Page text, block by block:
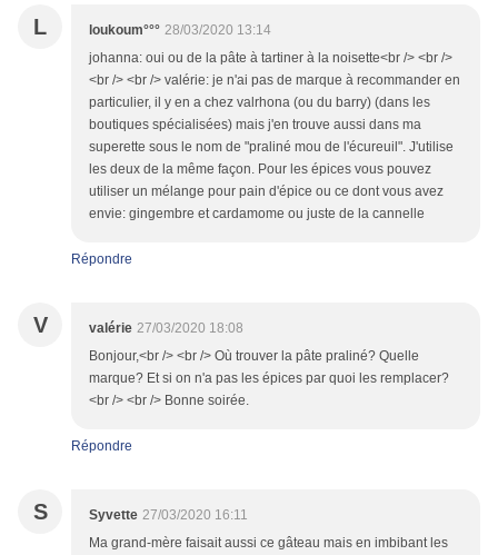
L loukoum°°° 28/03/2020 13:14
johanna: oui ou de la pâte à tartiner à la noisette<br /> <br />
<br /> <br /> valérie: je n'ai pas de marque à recommander en
particulier, il y en a chez valrhona (ou du barry) (dans les
boutiques spécialisées) mais j'en trouve aussi dans ma
superette sous le nom de "praliné mou de l'écureuil". J'utilise
les deux de la même façon. Pour les épices vous pouvez
utiliser un mélange pour pain d'épice ou ce dont vous avez
envie: gingembre et cardamome ou juste de la cannelle
Répondre
V valérie 27/03/2020 18:08
Bonjour,<br /> <br /> Où trouver la pâte praliné? Quelle
marque? Et si on n'a pas les épices par quoi les remplacer?
<br /> <br /> Bonne soirée.
Répondre
S Syvette 27/03/2020 16:11
Ma grand-mère faisait aussi ce gâteau mais en imbibant les